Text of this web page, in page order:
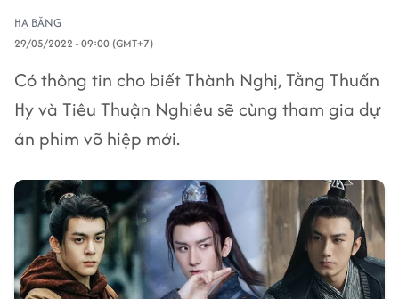
HẠ BĂNG
29/05/2022 - 09:00 (GMT+7)
Có thông tin cho biết Thành Nghị, Tằng Thuấn
Hy và Tiêu Thuận Nghiêu sẽ cùng tham gia dự
án phim võ hiệp mới.